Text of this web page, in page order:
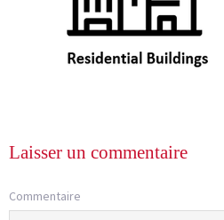
Laisser un commentaire
Commentaire